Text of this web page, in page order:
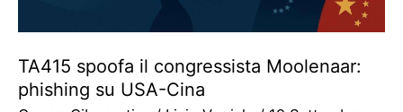
TA415 spoofa il congressista Moolenaar:
phishing su USA-Cina